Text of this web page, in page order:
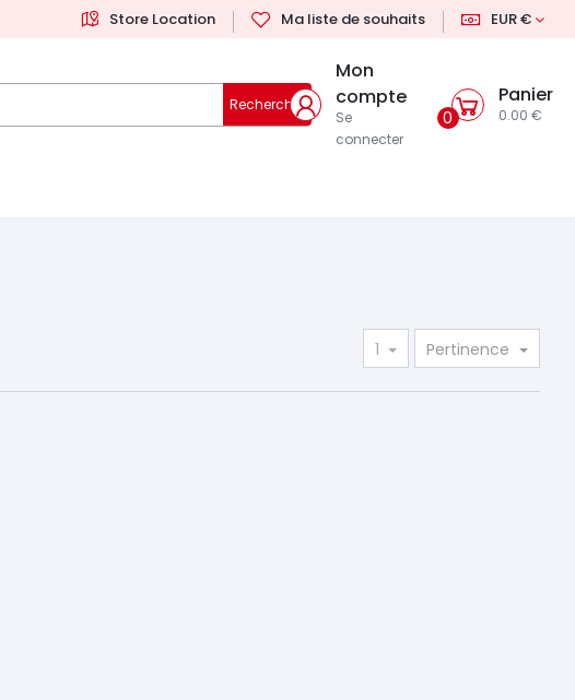
Store Location Ma liste de souhaits EUR €
Rechercher
Mon
compte
Se
connecter
0
Panier
0.00 €
1 Pertinence